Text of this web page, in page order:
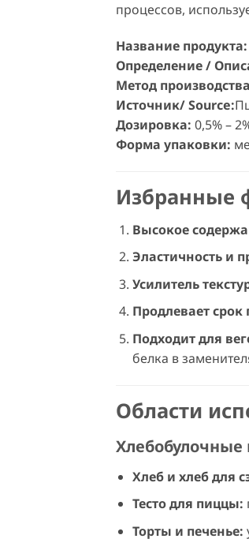
процессов,
Название продукта:
Определение /
Метод
Источник/ Source:
Дозировка: 0,5% –
Форма упаковки:
Избранные
Высокое
Эластичность и
Усилитель
Продлевает срок
Подходит для
белка в
Области
Хлебобулочные
Хлеб и хлеб для
Тесто для пиццы:
Торты и печенье: